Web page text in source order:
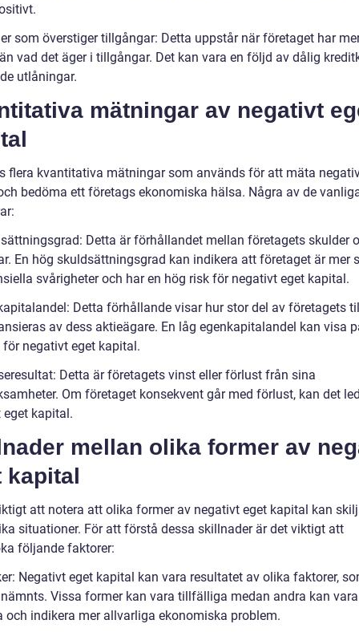
som överstiger tillgångar: Detta uppstår när företaget har
vad det äger i tillgångar. Det kan vara en följd av dålig
utlåningar.
mätningar av negativt
flera kvantitativa mätningar som används för att mäta
bedöma ett företags ekonomiska hälsa. Några av de
Detta är förhållandet mellan företagets skulder
En hög skuldsättningsgrad kan indikera att företaget är mer
svårigheter och har en hög risk för negativt eget kapital.
Detta förhållande visar hur stor del av företagets
av dess aktieägare. En låg egenkapitalandel kan visa
för negativt eget kapital.
Detta är företagets vinst eller förlust från sina
Om företaget konsekvent går med förlust, kan det
kapital.
mellan olika former av
kapital
att notera att olika former av negativt eget kapital kan
situationer. För att förstå dessa skillnader är det viktigt att
följande faktorer:
Negativt eget kapital kan vara resultatet av olika faktorer,
Vissa former kan vara tillfälliga medan andra kan vara
och indikera mer allvarliga ekonomiska problem.